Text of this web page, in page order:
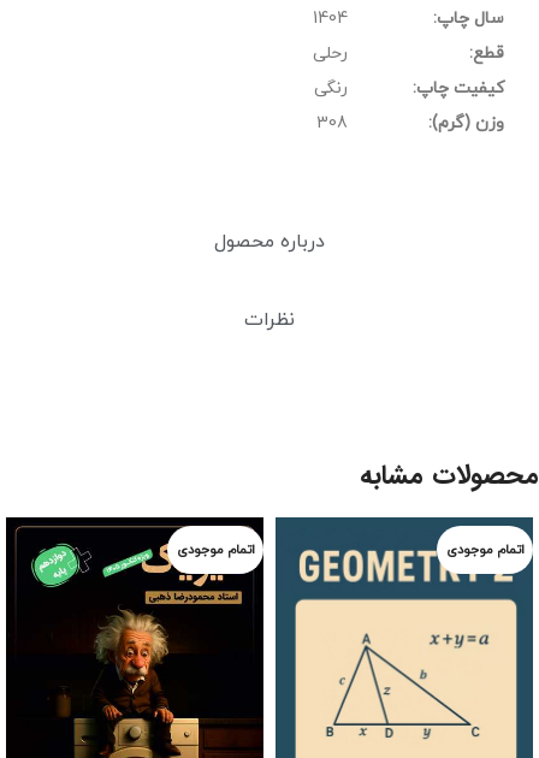
درباره محصول
نظرات
سال چاپ:
1404
قطع:
رحلی
کیفیت چاپ:
رنگی
وزن (گرم):
308
محصولات مشابه